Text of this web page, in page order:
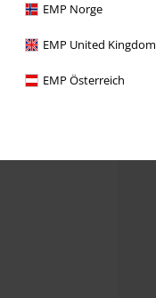
EMP Norge
EMP United Kingdom
EMP Österreich